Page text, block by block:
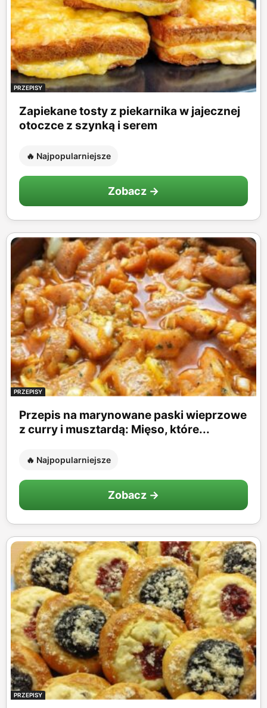
PRZEPISY
Zapiekane tosty z piekarnika w jajecznej
otoczce z szynką i serem
🔥 Najpopularniejsze
Zobacz →
PRZEPISY
Przepis na marynowane paski wieprzowe
z curry i musztardą: Mięso, które...
🔥 Najpopularniejsze
Zobacz →
PRZEPISY